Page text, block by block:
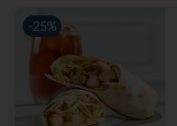
-25%